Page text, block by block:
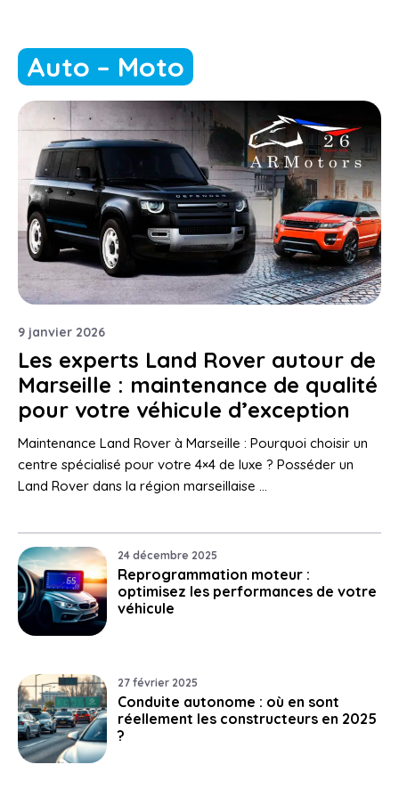
Auto – Moto
9 janvier 2026
Les experts Land Rover autour de
Marseille : maintenance de qualité
pour votre véhicule d’exception
Maintenance Land Rover à Marseille : Pourquoi choisir un
centre spécialisé pour votre 4×4 de luxe ? Posséder un
Land Rover dans la région marseillaise …
24 décembre 2025
Reprogrammation moteur :
optimisez les performances de votre
véhicule
27 février 2025
Conduite autonome : où en sont
réellement les constructeurs en 2025
?